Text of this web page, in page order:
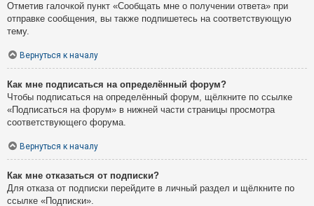
Отметив галочкой пункт «Сообщать мне о получении ответа» при
отправке сообщения, вы также подпишетесь на соответствующую
тему.
Вернуться к началу
Как мне подписаться на определённый форум?
Чтобы подписаться на определённый форум, щёлкните по ссылке
«Подписаться на форум» в нижней части страницы просмотра
соответствующего форума.
Вернуться к началу
Как мне отказаться от подписки?
Для отказа от подписки перейдите в личный раздел и щёлкните по
ссылке «Подписки».